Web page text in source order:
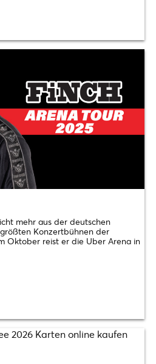
mehr aus der deutschen
Konzertbühnen der
Oktober reist er die Uber Arena in